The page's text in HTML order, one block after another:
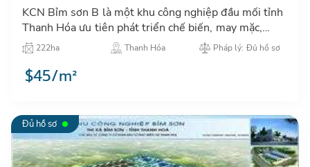
KCN Bỉm sơn B là một khu công nghiệp đầu mối tỉnh
Thanh Hóa ưu tiên phát triển chế biến, may mặc,
một trong các ngành thu hút đầu tư nước ngoài của
tỉnh Thanh H…
222ha Thanh Hóa Pháp lý: Đủ hồ sơ
$45/m²
Đủ hồ sơ